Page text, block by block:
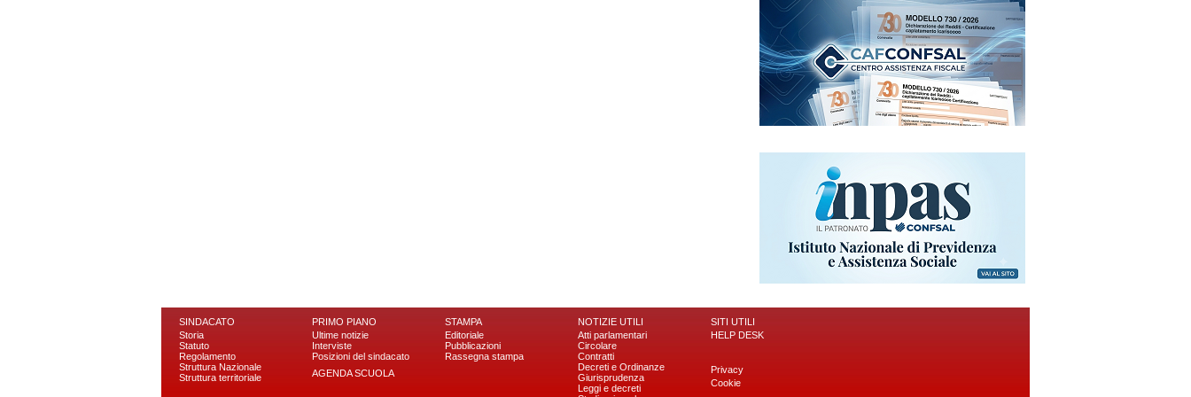
SINDACATO
Storia
Statuto
Regolamento
Struttura Nazionale
Struttura territoriale
PRIMO PIANO
Ultime notizie
Interviste
Posizioni del sindacato
AGENDA SCUOLA
STAMPA
Editoriale
Pubblicazioni
Rassegna stampa
NOTIZIE UTILI
Atti parlamentari
Circolare
Contratti
Decreti e Ordinanze
Giurisprudenza
Leggi e decreti
SITI UTILI
HELP DESK
Privacy
Cookie